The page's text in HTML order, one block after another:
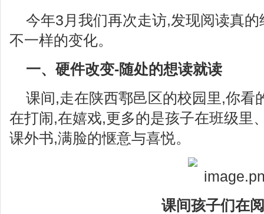
今年3月我们再次走访,发现阅读真
不一样的变化。
一、硬件改变-随处的想读就读
课间,走在陕西鄠邑区的校园里,你看
在打闹,在嬉戏,更多的是孩子在班级里
课外书,满脸的惬意与喜悦。
课间孩子们在